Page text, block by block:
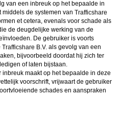
van een inbreuk op het bepaalde in
de systemen van
et cetera, evenals voor schade als
de deugdelijke werking van de
De gebruiker is voorts
als gevolg van een
bijvoorbeeld doordat hij zich ter
of laten bijstaan.
inbreuk maakt op het bepaalde in deze
voorschrift, vrijwaart de gebruiker
schades en aanspraken